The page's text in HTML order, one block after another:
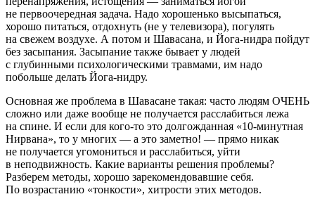
не первоочередная задача. Надо хорошенько высыпаться,
хорошо питаться, отдохнуть (не у телевизора), погулять
на свежем воздухе. А потом и Шавасана, и Йога-нидра пойдут
без засыпания. Засыпание также бывает у людей
с глубинными психологическими травмами, им надо
побольше делать Йога-нидру.
Основная же проблема в Шавасане такая: часто людям ОЧЕНЬ
сложно или даже вообще не получается расслабиться лежа
на спине. И если для кого-то это долгожданная «10-минутная
Нирвана», то у многих — а это заметно! — прямо никак
не получается угомониться и расслабиться, уйти
в неподвижность. Какие варианты решения проблемы?
Разберем методы, хорошо зарекомендовавшие себя.
По возрастанию «тонкости», хитрости этих методов.